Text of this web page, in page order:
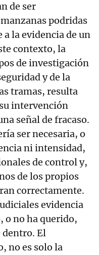
de ser
podridas
la evidencia de un
contexto, la
de investigación
y de la
tramas, resulta
intervención
señal de fracaso.
ser necesaria, o
ni intensidad,
de control y,
de los propios
correctamente.
evidencia
o no ha querido,
dentro. El
no es solo la